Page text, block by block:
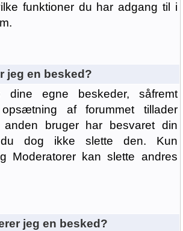
funktioner du har adgang til i
jeg en besked?
egne beskeder, såfremt
opsætning af forummet tillader
bruger har besvaret din
dog ikke slette den. Kun
Moderatorer kan slette andres
jeg en besked?